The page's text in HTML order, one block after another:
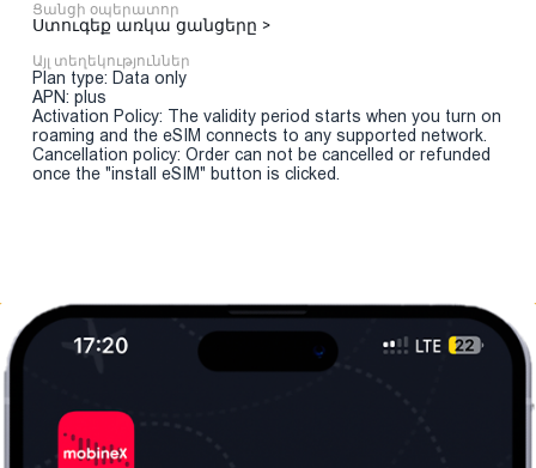
Ցանցի օպերատոր
Ստուգեք առկա ցանցերը >
Այլ տեղեկություններ
Plan type: Data only
APN: plus
Activation Policy: The validity period starts when you turn on
roaming and the eSIM connects to any supported network.
Cancellation policy: Order can not be cancelled or refunded
once the "install eSIM" button is clicked.